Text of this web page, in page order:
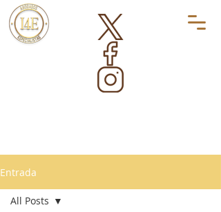
Entrada
All Posts